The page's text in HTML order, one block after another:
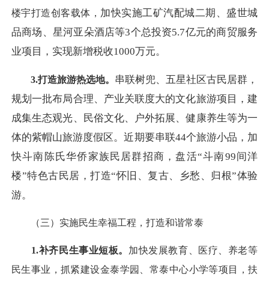
楼宇打造创客载体， 加快实施工矿汽配城二期、盛世城
品商场、星河亚朵酒店等3个总投资5.7亿元的商贸服务
业项目， 实现新增税收1000万元。
3.打造旅游热选地。 串联树兜、五星社区古民居群，
规划一批布局合理、产业关联度大的文化旅游项目，建
成集生态观光、民俗文化、户外拓展、健康养生等为一
体的紫帽山旅游度假区。近期要串联44个旅游小品，加
快斗南陈氏华侨家族民居群招商，盘活“斗南99间洋
楼”特色古民居，打造“怀旧、复古、乡愁、归根”体验
游。
（三）实施民生幸福工程，打造和谐常泰
1.补齐民生事业短板。 加快发展教育、医疗、养老等
民生事业，抓紧建设金泰学园、常泰中心小学等项目，扶